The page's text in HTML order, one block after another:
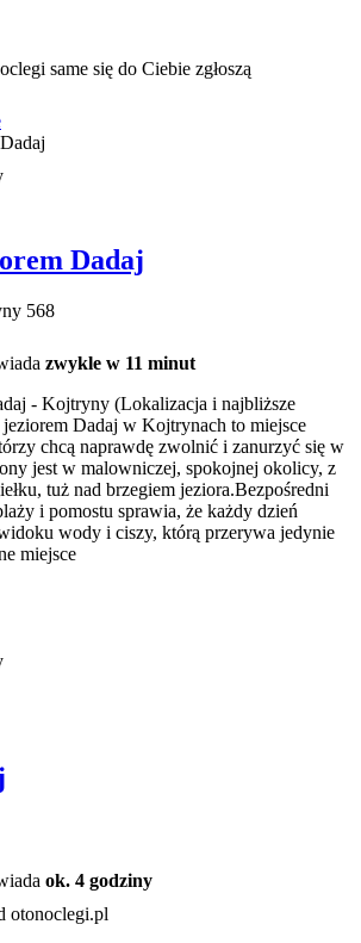
same się do Ciebie zgłoszą
Dadaj
568
zwykle w 11 minut
- Kojtryny (Lokalizacja i najbliższe
Dadaj w Kojtrynach to miejsce
chcą naprawdę zwolnić i zanurzyć się w
jest w malowniczej, spokojnej okolicy, z
tuż nad brzegiem jeziora.Bezpośredni
i pomostu sprawia, że każdy dzień
wody i ciszy, którą przerywa jedynie
miejsce
ok. 4 godziny
otonoclegi.pl